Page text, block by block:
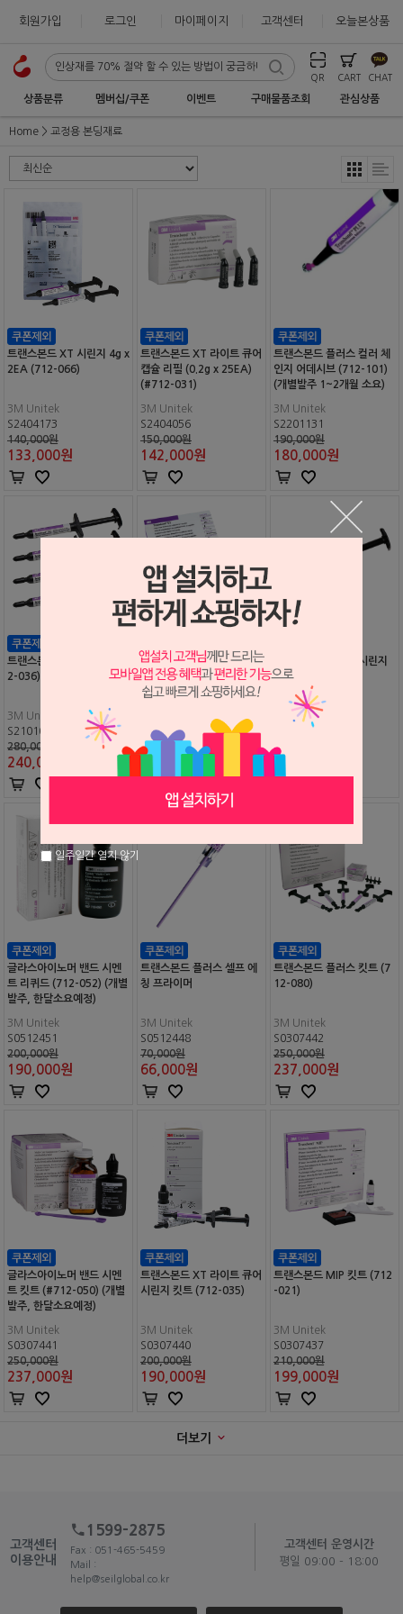
회원가입 로그인 마이페이지 고객센터 오늘본상품
QR CART CHAT
상품분류 멤버십/쿠폰 이벤트 구매물품조회 관심상품
Home 교정용 본딩재료
트랜스본드 XT 시린지 4g x
2EA (712-066)
3M Unitek
S2404173
140,000원
133,000원
트랜스본드 XT 라이트 큐어
캡슐 리필 (0.2g x 25EA)
(#712-031)
3M Unitek
S2404056
150,000원
142,000원
트랜스본드 플러스 컬러 체
인지 어데시브 (712-101)
(개별발주 1~2개월 소요)
3M Unitek
S2201131
190,000원
180,000원
트랜스본드 XT 시린지 (71
2-036)
3M Unitek
S2101099
280,000원
240,000
트랜스본드 XT 라이트 큐어
캡슐 킷트 (#712-030)
S0512453
(품절)
트랜스본드 플러스 시린지
리필 (712-081)
3M Unitek
S0512452
68,000원
64,000
글라스아이노머 밴드 시멘
트 리퀴드 (712-052) (개별
발주, 한달소요예정)
3M Unitek
S0512451
200,000원
190,000원
트랜스본드 플러스 셀프 에
칭 프라이머
3M Unitek
S0512448
70,000원
66,000원
트랜스본드 플러스 킷트 (7
12-080)
3M Unitek
S0307442
250,000원
237,000원
글라스아이노머 밴드 시멘
트 킷트 (#712-050) (개별
발주, 한달소요예정)
3M Unitek
S0307441
250,000원
237,000원
트랜스본드 XT 라이트 큐어
시린지 킷트 (712-035)
3M Unitek
S0307440
200,000원
190,000원
트랜스본드 MIP 킷트 (712
-021)
3M Unitek
S0307437
210,000원
199,000원
더보기
고객센터
이용안내
1599-2875
Fax : 051-465-5459
Mail :
help@seilglobal.co.kr
고객센터 운영시간
평일 09:00 - 18:00
일주일간 열지 않기